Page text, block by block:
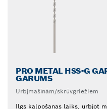
PRO METAL HSS-G
GARUMS
Urbjmašīnām/skrūvgriežiem
Ilgs kalpošanas laiks, urbjot